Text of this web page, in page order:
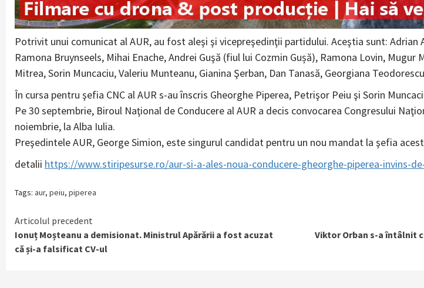
Potrivit unui comunicat al AUR, au fost aleşi şi vicepreşedinţii partidului. Aceştia sunt: Adrian
Ramona Bruynseels, Mihai Enache, Andrei Guşă (fiul lui Cozmin Gușă), Ramona Lovin, Mugur
Mitrea, Sorin Muncaciu, Valeriu Munteanu, Gianina Şerban, Dan Tanasă, Georgiana
În cursa pentru şefia CNC al AUR s-au înscris Gheorghe Piperea, Petrişor Peiu şi Sorin
Pe 30 septembrie, Biroul Naţional de Conducere al AUR a decis convocarea Congresului
noiembrie, la Alba Iulia.
Preşedintele AUR, George Simion, este singurul candidat pentru un nou mandat la şefia
detalii https://www.stiripesurse.ro/aur-si-a-ales-noua-conducere-gheorghe-piperea-invins-
Tags: aur, peiu, piperea
Continue
Reading
Articolul precedent
Ionuț Moșteanu a demisionat. Ministrul Apărării a fost acuzat
că și-a falsificat CV-ul
Viktor Orban s-a întâlnit